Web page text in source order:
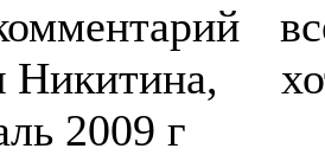
Никитина,
2009 г